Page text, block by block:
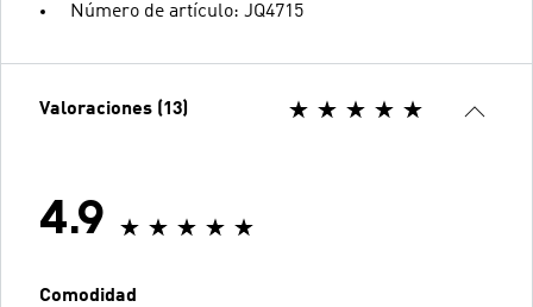
Número de artículo: JQ4715
Valoraciones (13)
4.9
Comodidad